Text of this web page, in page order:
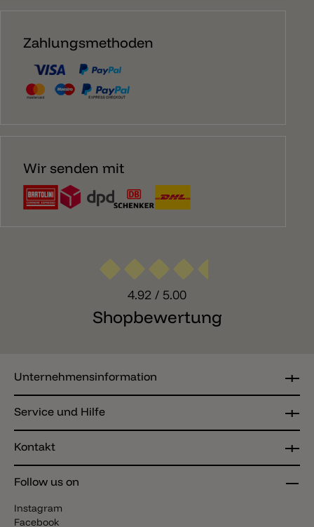
Zahlungsmethoden
Wir senden mit
4.92 / 5.00
Shopbewertung
Follow us on
Instagram
Facebook
Kontakt
Unternehmensinformation
Service und Hilfe